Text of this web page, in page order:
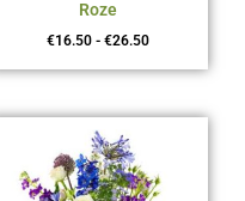
Roze
€16.50 - €26.50
€27.50